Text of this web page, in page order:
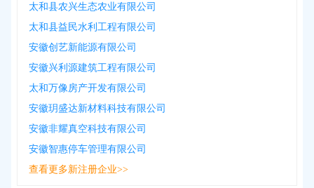
太和县农兴生态农业有限公司
太和县益民水利工程有限公司
安徽创艺新能源有限公司
安徽兴利源建筑工程有限公司
太和万像房产开发有限公司
安徽玥盛达新材料科技有限公司
安徽非耀真空科技有限公司
安徽智惠停车管理有限公司
查看更多新注册企业>>